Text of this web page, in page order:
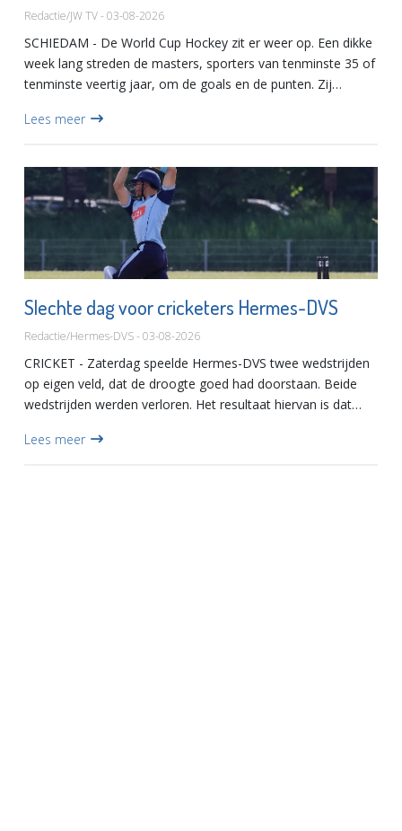
Redactie/JW TV - 03-08-2026
SCHIEDAM - De World Cup Hockey zit er weer op. Een dikke
week lang streden de masters, sporters van tenminste 35 of
tenminste veertig jaar, om de goals en de punten. Zij
Jan...
Lees meer
Slechte dag voor cricketers Hermes-DVS
Redactie/Hermes-DVS - 03-08-2026
CRICKET - Zaterdag speelde Hermes-DVS twee wedstrijden
op eigen veld, dat de droogte goed had doorstaan. Beide
wedstrijden werden verloren. Het resultaat hiervan is dat
wedstrijden...
Lees meer